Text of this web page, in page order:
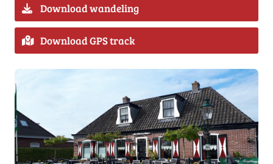
Download wandeling
Download GPS track